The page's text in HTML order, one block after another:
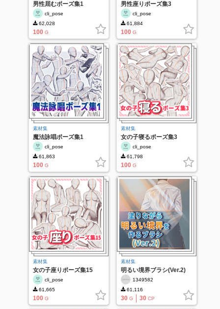
男性屈むポーズ集1
cli_pose
62,028
100 G
男性座りポーズ集3
cli_pose
61,884
100 G
素材集
魔法詠唱ポーズ集1
cli_pose
61,863
100 G
素材集
女の子寝るポーズ集3
cli_pose
61,798
100 G
素材集
女の子座りポーズ集15
cli_pose
61,665
100 G
素材集
明るい境界ブラシ(Ver.2)
1349582
61,116
30 G 30 CP